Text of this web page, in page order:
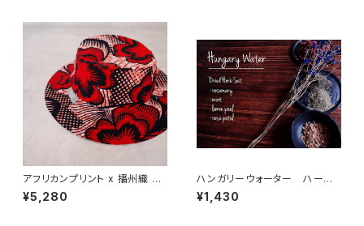
アフリカンプリント x 播州織 サ
ファリハット
¥5,280
ハンガリーウォーター ハーブ
セット（レシピ付き）
¥1,430